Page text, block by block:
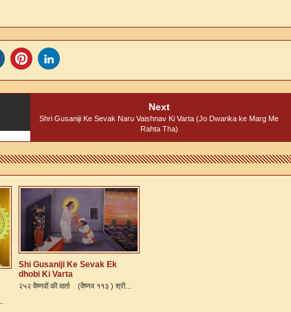
Next
Shri Gusaniji Ke Sevak Naru Vaishnav Ki Varta (Jo Dwarika ke Marg Me
Rahta Tha)
Shi Gusaniji Ke Sevak Ek
dhobi Ki Varta
२५२ वैष्णवों की वार्ता (वैष्णव ११३ ) श्री...